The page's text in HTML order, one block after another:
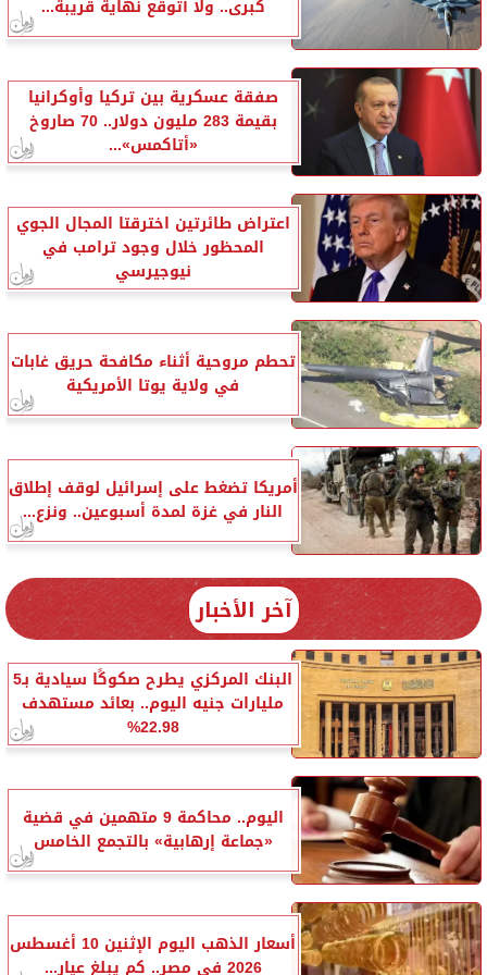
كبرى.. ولا أتوقع نهاية قريبة...
صفقة عسكرية بين تركيا وأوكرانيا
بقيمة 283 مليون دولار.. 70 صاروخ
«أتاكمس»...
اعتراض طائرتين اخترقتا المجال الجوي
المحظور خلال وجود ترامب في
نيوجيرسي
تحطم مروحية أثناء مكافحة حريق غابات
في ولاية يوتا الأمريكية
أمريكا تضغط على إسرائيل لوقف إطلاق
النار في غزة لمدة أسبوعين.. ونزع...
آخر الأخبار
البنك المركزي يطرح صكوكًا سيادية بـ5
مليارات جنيه اليوم.. بعائد مستهدف
22.98%
اليوم.. محاكمة 9 متهمين في قضية
«جماعة إرهابية» بالتجمع الخامس
أسعار الذهب اليوم الإثنين 10 أغسطس
2026 في مصر.. كم يبلغ عيار...